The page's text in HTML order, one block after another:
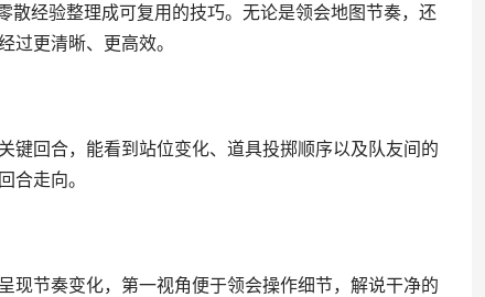
散经验整理成可复用的技巧。无论是领会地图节奏，还
过更清晰、更高效。
键回合，能看到站位变化、道具投掷顺序以及队友间的
合走向。
现节奏变化，第一视角便于领会操作细节，解说干净的